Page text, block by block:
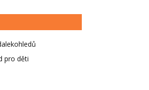
pro děti